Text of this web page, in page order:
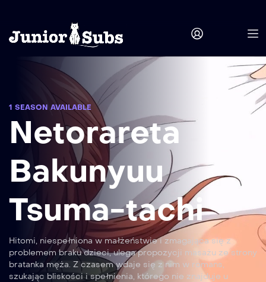
1 SEASON AVAILABLE
Netorareta
Bakunyuu
Tsuma-tachi
Hitomi, niespełniona w małżeństwie i zmagająca się z
problemem braku dzieci, ulega propozycji masażu ze strony
bratanka męża. Z czasem wdaje się z nim w romans,
szukając bliskości i spełnienia, którego nie znajduje u